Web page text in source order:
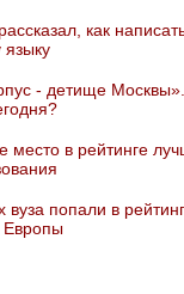
как
языку
- детище
место в рейтинге
вуза попали в
Европы